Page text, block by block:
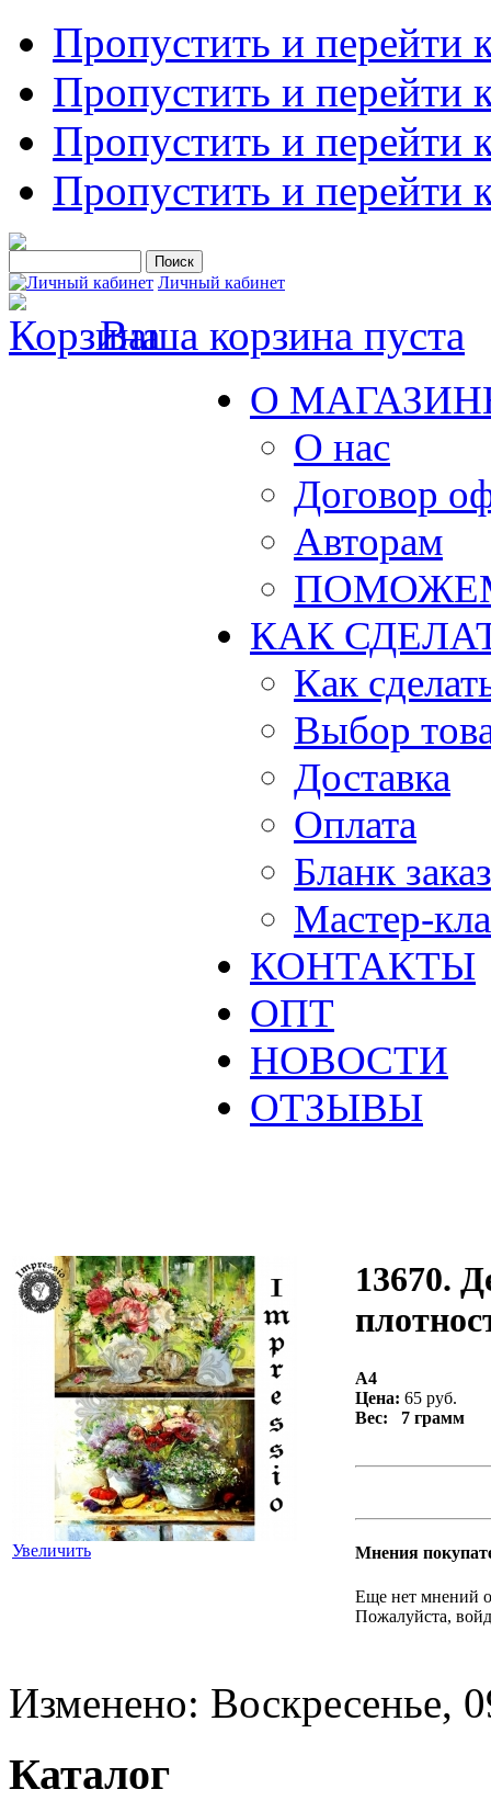
Пропустить и перейти
Пропустить и перейти
Пропустить и перейти
Пропустить и перейти
Личный кабинет
Ваша корзина пуста
О
О нас
Договор
Авторам
КАК
Как
Выбор
Доставка
Оплата
Бланк
Мастер-
КОНТАКТЫ
ОПТ
НОВОСТИ
ОТЗЫВЫ
Увеличить
13670.
А4
Цена: 65 руб.
Вес: 7 грамм
Мнения
Еще нет мнений
Пожалуйста,
Изменено: Воскресенье,
Каталог